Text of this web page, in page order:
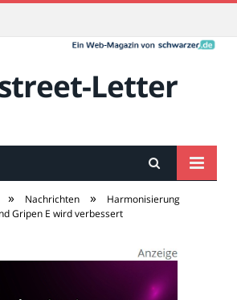
Letter
» Nachrichten »
Harmonisierung
Gripen E wird verbessert